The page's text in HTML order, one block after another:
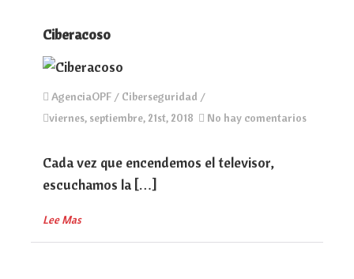
Ciberacoso
AgenciaOPF / Ciberseguridad /
viernes, septiembre, 21st, 2018
No hay comentarios
Cada vez que encendemos el televisor,
escuchamos la […]
Lee Mas